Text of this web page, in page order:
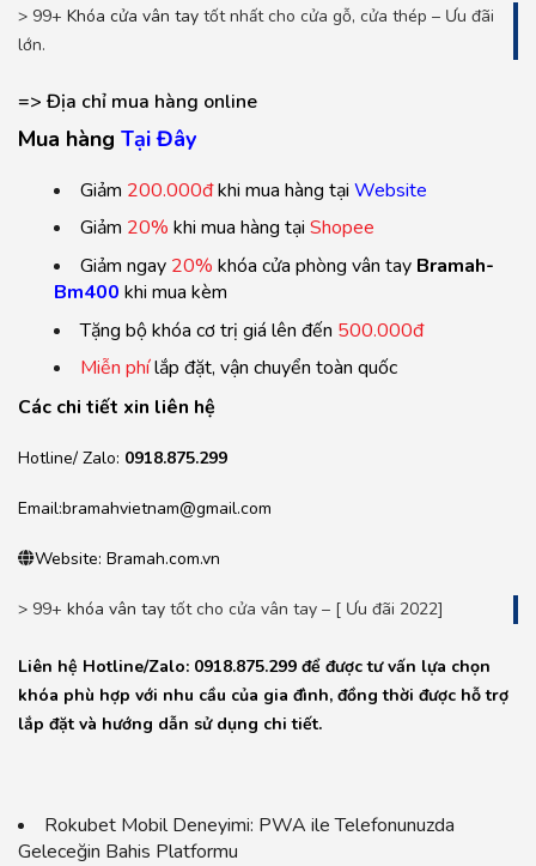
> 99+ Khóa cửa vân tay tốt nhất cho cửa gỗ, cửa thép – Ưu đãi
lớn.
=> Địa chỉ mua hàng online
Mua hàng Tại Đây
Giảm 200.000đkhi mua hàng tại Website
Giảm 20% khi mua hàng tại Shopee
Giảm ngay 20% khóa cửa phòng vân tay Bramah-
Bm400 khi mua kèm
Tặng bộ khóa cơ trị giá lên đến 500.000đ
Miễn phílắp đặt, vận chuyển toàn quốc
Các chi tiết xin liên hệ
Hotline/ Zalo: 0918.875.299
Email:bramahvietnam@gmail.com
Website: Bramah.com.vn
> 99+ khóa vân tay tốt cho cửa vân tay – [ Ưu đãi 2022]
Liên hệ Hotline/Zalo: 0918.875.299 để được tư vấn lựa chọn
khóa phù hợp với nhu cầu của gia đình, đồng thời được hỗ trợ
lắp đặt và hướng dẫn sử dụng chi tiết.
Rokubet Mobil Deneyimi: PWA ile Telefonunuzda
Geleceğin Bahis Platformu